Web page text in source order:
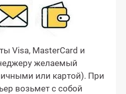
Visa, MasterCard и
желаемый
или картой). При
возьмет с собой